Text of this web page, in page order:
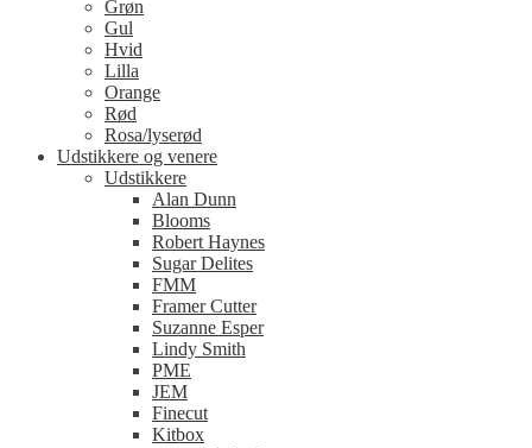
Grøn
Gul
Hvid
Lilla
Orange
Rød
Rosa/lyserød
Udstikkere og venere
Udstikkere
Alan Dunn
Blooms
Robert Haynes
Sugar Delites
FMM
Framer Cutter
Suzanne Esper
Lindy Smith
PME
JEM
Finecut
Kitbox